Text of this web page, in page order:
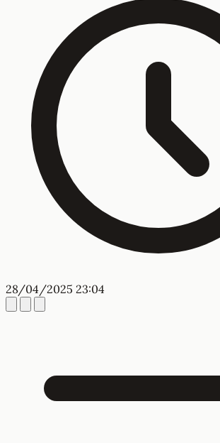
28/04/2025 23:04